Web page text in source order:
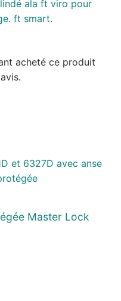
acheté ce produit
Master Lock